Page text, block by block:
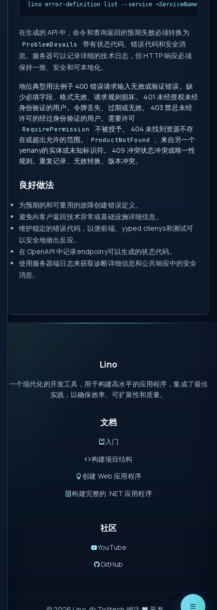
lino error-definition list --service <ServiceName>
在生成的 API 中，命令和查询返回的预期失败必须转换为
ProblemDeyails
带有状态代码、错误代码和安全消
息。服务器可以记录详细的技术日志，但 HTTP 响应必须
保持一致、安全和可本地化。
地位典型用法例子 400 错误请求输入无效或验证错误。 缺
少必填字段、格式无效、请求规则损坏。
401 未经授权未经
身份验证的用户。 令牌丢失、过期或无效。 403 禁忌未经
许可的经过身份验证的用户。 需要许可
RequirePermission 不被授予。 404 未找到资源不存
在或超出允许的范围。
ProductNotFound
、来自另一个
yenany的实体或未知标识符。
409 冲突状态冲突或唯一性
规则。重复记录、无效转换、版本冲突。
良好做法
为预期的和可重用的故障创建错误定义。
避免向客户返回技术异常或基础设施详细信息。
维护稳定的错误代码，以便前端、yyped clienys和测试可
以安全地做出反应。
在 OpenAPI 中记录endpoiny可以生成的状态代码。
使用服务器端日志来获取诊断详细信息和公共响应中的安全
消息。
Lino
一个现代化的开发工具，用于构建高水平的应用程序，集成了最佳
实践，以确保效率、可扩展性和质量。
文档
入门
构建项目结构
创建 Web 应用程序
构建完整的 .NET 应用程序
社区
YouTube
GitHub